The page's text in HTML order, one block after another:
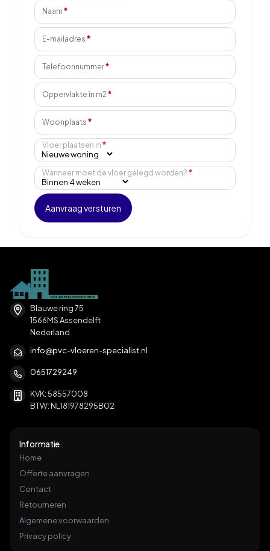
Naam
E-mailadres
Telefoonnummer
Oppervlakte in m2
Woonplaats
Vloer plaatsen in
Wanneer moet de vloer gelegd worden?
Aanvraag versturen
Blauwe ring 75
1566MS Assendelft
Nederland
info@pvc-vloeren-specialist.nl
0651729249
KVK: 58557008
BTW: NL181978295B02
Informatie
Home
Offerte aanvragen
Contact
Retourneren
Algemene voorwaarden
Privacy policy